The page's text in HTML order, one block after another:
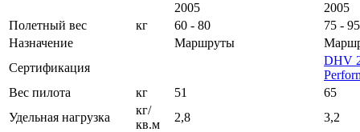
2005
2005
Полетный вес
кг 60 - 80
75 - 95
Назначение
Маршруты
Сертификация
DHV
Вес пилота
кг 51
65
Удельная нагрузка
кг/
кв.м
2,8
3,2